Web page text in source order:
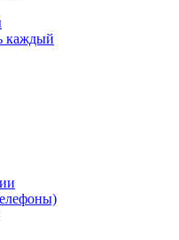
каждый